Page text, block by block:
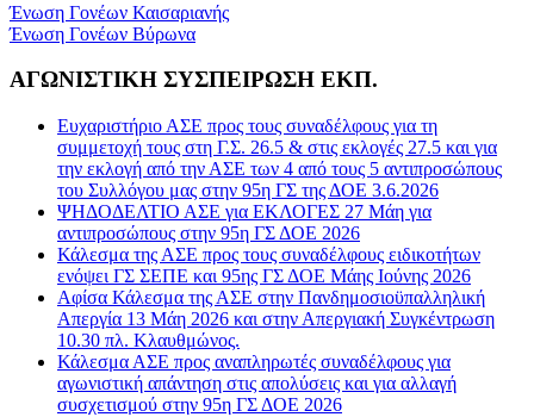
Ένωση Γονέων Καισαριανής
Ένωση Γονέων Βύρωνα
ΑΓΩΝΙΣΤΙΚΗ ΣΥΣΠΕΙΡΩΣΗ ΕΚΠ.
Ευχαριστήριο ΑΣΕ προς τους συναδέλφους για τη
συμμετοχή τους στη Γ.Σ. 26.5 & στις εκλογές 27.5 και για
την εκλογή από την ΑΣΕ των 4 από τους 5 αντιπροσώπους
του Συλλόγου μας στην 95η ΓΣ της ΔΟΕ 3.6.2026
ΨΗΔΟΔΕΛΤΙΟ ΑΣΕ για ΕΚΛΟΓΕΣ 27 Μάη για
αντιπροσώπους στην 95η ΓΣ ΔΟΕ 2026
Κάλεσμα της ΑΣΕ προς τους συναδέλφους ειδικοτήτων
ενόψει ΓΣ ΣΕΠΕ και 95ης ΓΣ ΔΟΕ Μάης Ιούνης 2026
Αφίσα Κάλεσμα της ΑΣΕ στην Πανδημοσιοϋπαλληλική
Απεργία 13 Μάη 2026 και στην Απεργιακή Συγκέντρωση
10.30 πλ. Κλαυθμώνος.
Κάλεσμα ΑΣΕ προς αναπληρωτές συναδέλφους για
αγωνιστική απάντηση στις απολύσεις και για αλλαγή
συσχετισμού στην 95η ΓΣ ΔΟΕ 2026